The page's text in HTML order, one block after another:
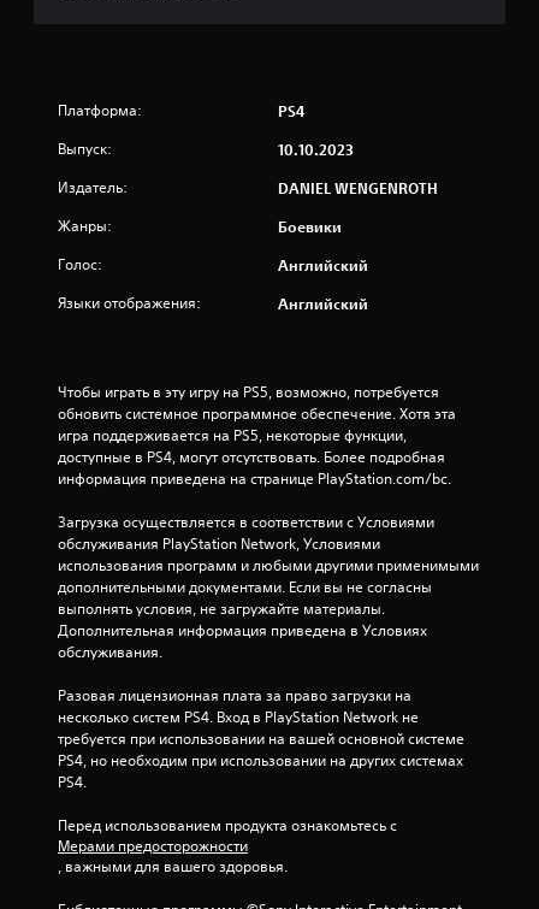
Платформа: PS4
Выпуск: 10.10.2023
Издатель: DANIEL WENGENROTH
Жанры: Боевики
Голос: Английский
Языки отображения: Английский
Чтобы играть в эту игру на PS5, возможно, потребуется
обновить системное программное обеспечение. Хотя эта
игра поддерживается на PS5, некоторые функции,
доступные в PS4, могут отсутствовать. Более подробная
информация приведена на странице PlayStation.com/bc.
Загрузка осуществляется в соответствии с Условиями
обслуживания PlayStation Network, Условиями
использования программ и любыми другими применимыми
дополнительными документами. Если вы не согласны
выполнять условия, не загружайте материалы.
Дополнительная информация приведена в Условиях
обслуживания.
Разовая лицензионная плата за право загрузки на
несколько систем PS4. Вход в PlayStation Network не
требуется при использовании на вашей основной системе
PS4, но необходим при использовании на других системах
PS4.
Перед использованием продукта ознакомьтесь с
Мерами предосторожности
, важными для вашего здоровья.